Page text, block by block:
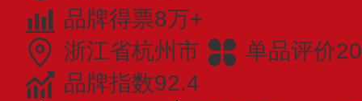
品牌得票8万+
浙江省杭州市
单品评价
品牌指数92.4